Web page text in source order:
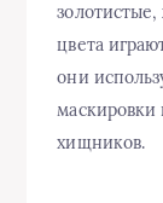
цвета
они
маскировки
хищников.